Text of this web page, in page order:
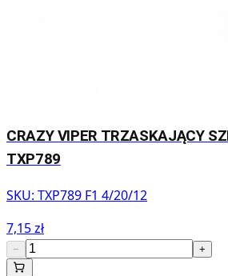
CRAZY VIPER TRZASKAJĄCY
TXP789
SKU: TXP789 F1 4/20/12
7,15 zł
− +